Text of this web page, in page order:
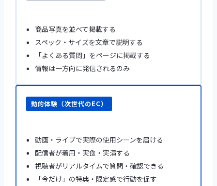
商品写真を並べて掲載する
スペック・サイズを文章で説明する
「よくある質問」をページに掲載する
情報は一方向に発信されるのみ
動的体験（次世代のEC）
動画・ライブで実際の使用シーンを届ける
配信者が着用・実食・実演する
視聴者がリアルタイムで質問・確認できる
「今だけ」の特典・限定感で行動を促す